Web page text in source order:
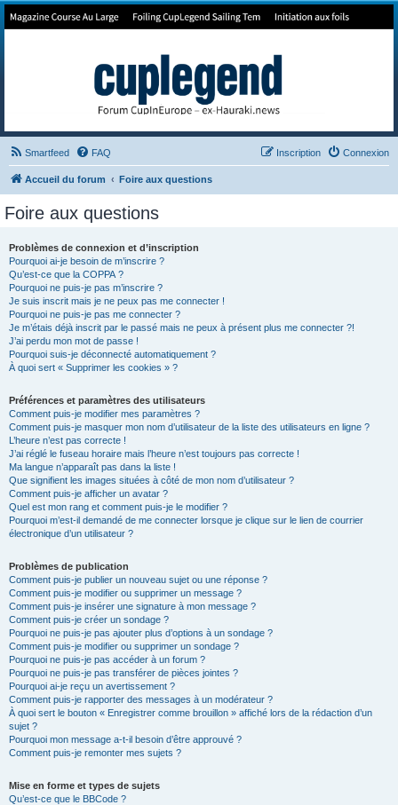
Forum de Cup In Europe
Smartfeed FAQ Connexion
Inscription
Accueil du forum Foire aux questions
Foire aux questions
Problèmes de connexion et d’inscription
Pourquoi ai-je besoin de m’inscrire ?
Qu’est-ce que la COPPA ?
Pourquoi ne puis-je pas m’inscrire ?
Je suis inscrit mais je ne peux pas me connecter !
Pourquoi ne puis-je pas me connecter ?
Je m’étais déjà inscrit par le passé mais ne peux à présent plus me connecter ?!
J’ai perdu mon mot de passe !
Pourquoi suis-je déconnecté automatiquement ?
À quoi sert « Supprimer les cookies » ?
Préférences et paramètres des utilisateurs
Comment puis-je modifier mes paramètres ?
Comment puis-je masquer mon nom d’utilisateur de la liste des utilisateurs en ligne ?
L’heure n’est pas correcte !
J’ai réglé le fuseau horaire mais l’heure n’est toujours pas correcte !
Ma langue n’apparaît pas dans la liste !
Que signifient les images situées à côté de mon nom d’utilisateur ?
Comment puis-je afficher un avatar ?
Quel est mon rang et comment puis-je le modifier ?
Pourquoi m’est-il demandé de me connecter lorsque je clique sur le lien de courrier
électronique d’un utilisateur ?
Problèmes de publication
Comment puis-je publier un nouveau sujet ou une réponse ?
Comment puis-je modifier ou supprimer un message ?
Comment puis-je insérer une signature à mon message ?
Comment puis-je créer un sondage ?
Pourquoi ne puis-je pas ajouter plus d’options à un sondage ?
Comment puis-je modifier ou supprimer un sondage ?
Pourquoi ne puis-je pas accéder à un forum ?
Pourquoi ne puis-je pas transférer de pièces jointes ?
Pourquoi ai-je reçu un avertissement ?
Comment puis-je rapporter des messages à un modérateur ?
À quoi sert le bouton « Enregistrer comme brouillon » affiché lors de la rédaction d’un
sujet ?
Pourquoi mon message a-t-il besoin d’être approuvé ?
Comment puis-je remonter mes sujets ?
Mise en forme et types de sujets
Qu’est-ce que le BBCode ?